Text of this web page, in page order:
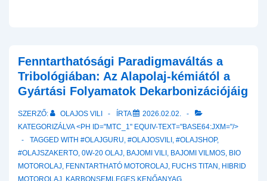
Fenntarthatósági Paradigmaváltás a
Tribológiában: Az Alapolaj-kémiától a
Gyártási Folyamatok Dekarbonizációjáig
SZERZŐ: OLAJOS VILI ÍRTA
2026.02.02.
KATEGORIZÁLVA <PH ID="MTC_1" EQUIV-TEXT="BASE64:JXM="/>
TAGGED WITH #OLAJGURU, #OLAJOSVILI , #OLAJSHOP,
#OLAJSZAKERTO, 0W-20 OLAJ, BAJOMI VILI , BAJOMI VILMOS, BIO
MOTOROLAJ, FENNTARTHATÓ MOTOROLAJ, FUCHS TITAN , HIBRID
MOTOROLAJ, KARBONSEMLEGES KENŐANYAG,